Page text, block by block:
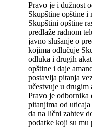
Pravo je i dužnost
Skupštine opštine i
Skupštini opštine
predlaže radnom
javno slušanje o
kojima odlučuje
odluka i drugih
opštine i daje
postavlja pitanja
učestvuje u drugim
Pravo je odbornika
pitanjima od
da na lični zahtev
podatke koji su mu